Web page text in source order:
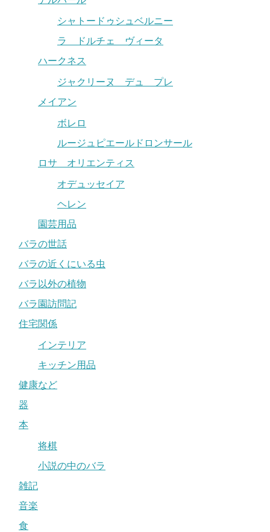
シャトードゥシュベルニー
ラ ドルチェ ヴィータ
ハークネス
ジャクリーヌ デュ プレ
メイアン
ボレロ
ルージュピエールドロンサール
ロサ オリエンティス
オデュッセイア
ヘレン
園芸用品
バラの世話
バラの近くにいる虫
バラ以外の植物
バラ園訪問記
住宅関係
インテリア
キッチン用品
健康など
器
本
将棋
小説の中のバラ
雑記
音楽
食